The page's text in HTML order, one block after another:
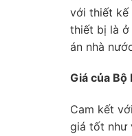
với thiết kế
thiết bị là
án nhà
Giá của Bộ
Cam kết
giá tốt như